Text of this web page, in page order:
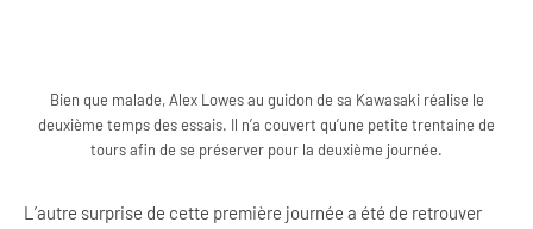
Bien que malade, Alex Lowes au guidon de sa Kawasaki réalise le
deuxième temps des essais. Il n’a couvert qu’une petite trentaine de
tours afin de se préserver pour la deuxième journée.
L’autre surprise de cette première journée a été de retrouver